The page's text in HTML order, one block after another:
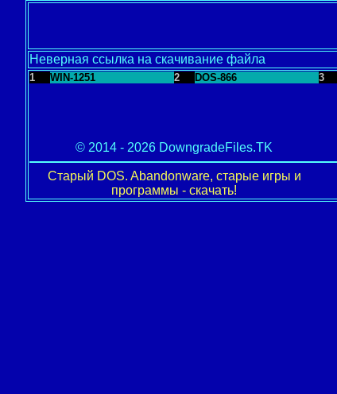
Неверная ссылка на скачивание файла
1 WIN-1251 2 DOS-866 3
© 2014 - 2026 DowngradeFiles.TK
Старый DOS. Abandonware, старые игры и
программы - скачать!